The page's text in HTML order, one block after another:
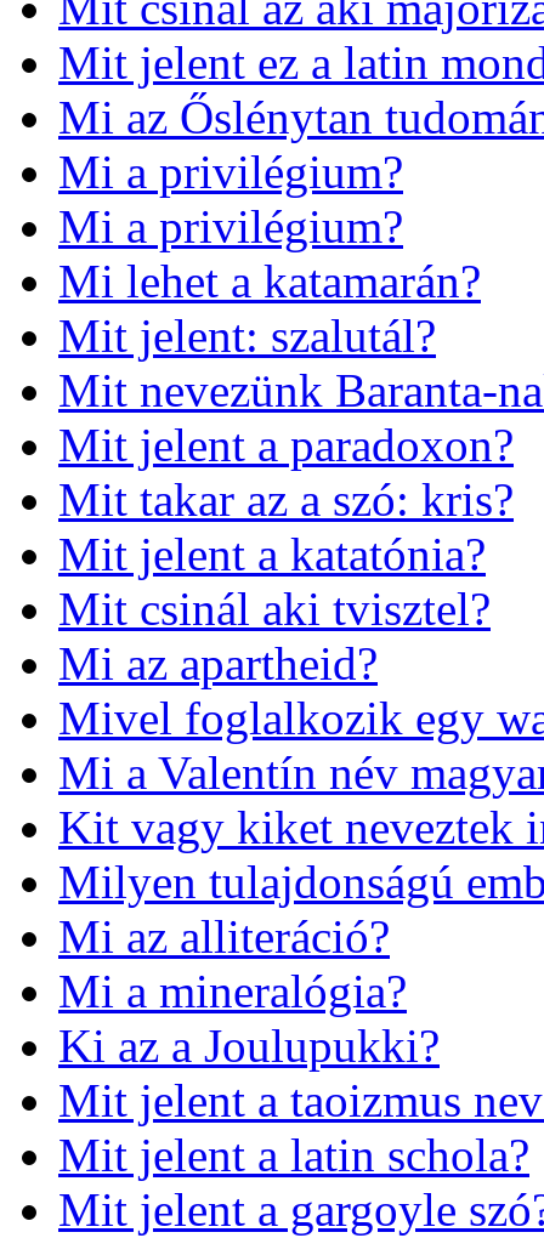
Mit jelent ez a latin
Mi az Őslénytan
Mi a privilégium?
Mi a privilégium?
Mi lehet a katamarán?
Mit jelent: szalutál?
Mit nevezünk Baranta-
Mit jelent a paradoxon?
Mit takar az a szó: kris?
Mit jelent a katatónia?
Mit csinál aki tvisztel?
Mi az apartheid?
Mivel foglalkozik egy
Mi a Valentín név
Kit vagy kiket neveztek
Milyen tulajdonságú
Mi az alliteráció?
Mi a mineralógia?
Ki az a Joulupukki?
Mit jelent a taoizmus
Mit jelent a latin schola?
Mit jelent a gargoyle